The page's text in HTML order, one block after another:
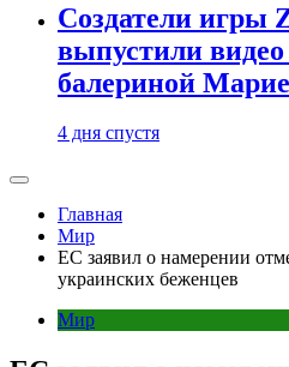
Создатели игры
выпустили видео
балериной
4 дня спустя
Главная
Мир
ЕС заявил о намерении
украинских беженцев
Мир